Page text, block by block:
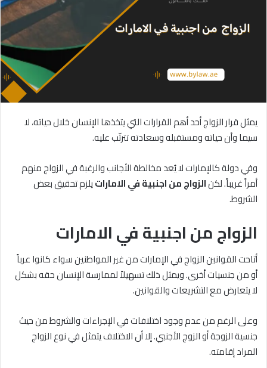
يمثل قرار الزواج أحد أهم القرارات التي يتخذها الإنسان خلال حياته، لا
سيما وأن حياته ومستقبله وسعادته تترتّب عليه.
وفي دولة كالإمارات لا يُعد مخالطة الأجانب والرغبة في الزواج منهم
أمراً غريباً. لكنالزواجمناجنبيةفيالاماراتيلزم تحقيق بعض
الشروط.
الزواج من اجنبية في الامارات
أتاحت القوانين الزواج في الإمارات من غير المواطنين سواء كانوا عرباً
أو من جنسيات أخرى. ويمثل ذلك تسهيلاً لممارسة الإنسان حقه بشكل
لا يتعارض مع التشريعات والقوانين.
وعلى الرغم من عدم وجود اختلافات في الإجراءات والشروط من حيث
جنسية الزوجة أو الزوج الأجنبي. إلا أن الاختلاف يتمثل في نوع الزواج
المراد إقامته.